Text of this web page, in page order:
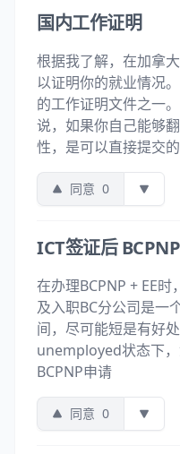
国内工作证明
根据我了解，在加拿
以证明你的就业情况
的工作证明文件之一
说，如果你自己能够
性，是可以直接提交
同意 0
ICT签证后
在办理BCPNP + EE
及入职BC分公司是一
间，尽可能短是有好
unemployed状态下
BCPNP申请
同意 0